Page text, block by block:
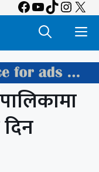
Facebook
YouTube
TikTok
X